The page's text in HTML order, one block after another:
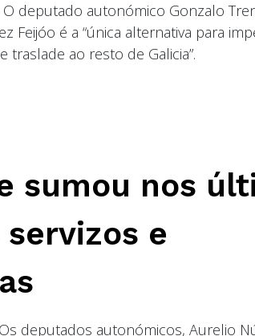
O deputado autonómico Gonzalo
Feijóo é a “única alternativa para
traslade ao resto de Galicia”.
sumou nos
e
deputados autonómicos, Aurelio